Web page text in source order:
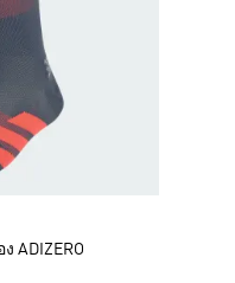
ADIZERO